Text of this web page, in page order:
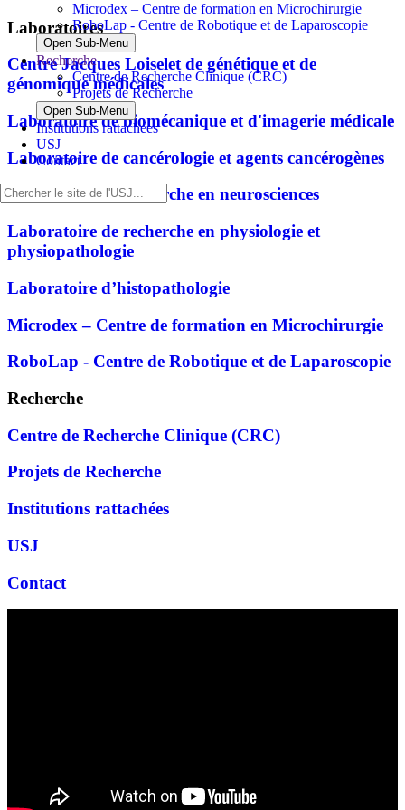
Microdex – Centre de formation en Microchirurgie
RoboLap - Centre de Robotique et de Laparoscopie
Open Sub-Menu
Recherche
Centre de Recherche Clinique (CRC)
Projets de Recherche
Open Sub-Menu
Institutions rattachées
USJ
Contact
Laboratoires
Centre Jacques Loiselet de génétique et de
génomique médicales
Laboratoire de biomécanique et d'imagerie médicale
Laboratoire de cancérologie et agents cancérogènes
Laboratoire de recherche en neurosciences
Laboratoire de recherche en physiologie et
physiopathologie
Laboratoire d’histopathologie
Microdex – Centre de formation en Microchirurgie
RoboLap - Centre de Robotique et de Laparoscopie
Recherche
Centre de Recherche Clinique (CRC)
Projets de Recherche
Institutions rattachées
USJ
Contact